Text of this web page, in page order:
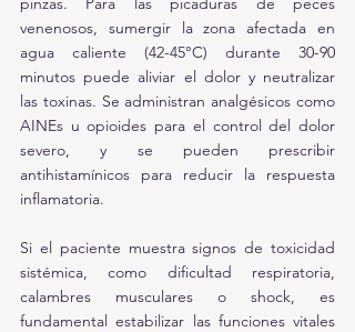
venenosos, sumergir la zona afectada en
agua caliente (42-45°C) durante 30-90
minutos puede aliviar el dolor y neutralizar
las toxinas. Se administran analgésicos como
AINEs u opioides para el control del dolor
severo, y se pueden prescribir
antihistamínicos para reducir la respuesta
inflamatoria.
Si el paciente muestra signos de toxicidad
sistémica, como dificultad respiratoria,
calambres musculares o shock, es
fundamental estabilizar las funciones vitales